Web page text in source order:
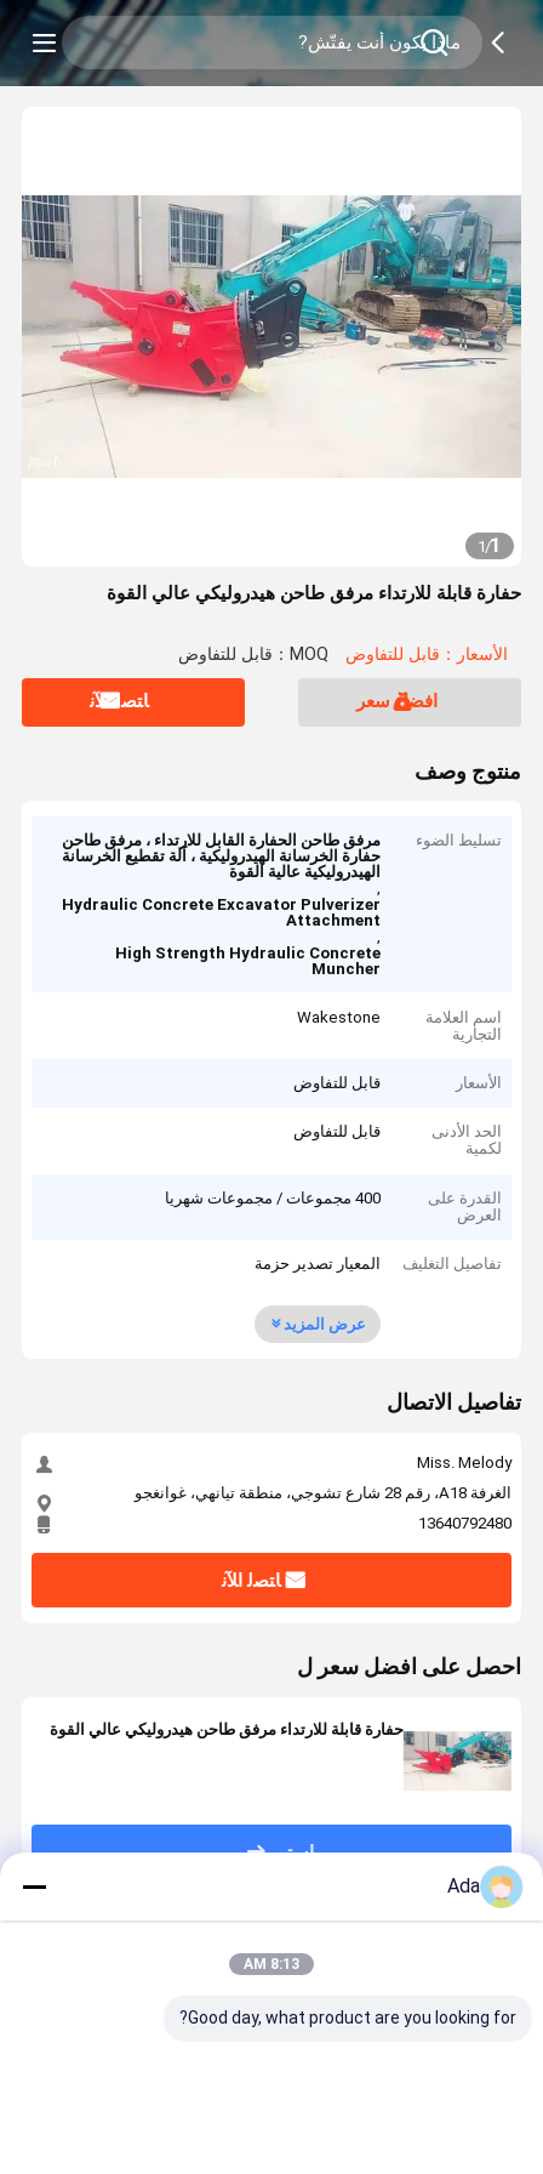
1
/
1
حفارة قابلة للارتداء مرفق طاحن هيدروليكي عالي القوة
الأسعار：قابل للتفاوض MOQ：قابل للتفاوض
افضل سعر ﺎﺘﺼﻟ ﺍﻶﻧ
منتوج وصف
تسليط الضوء
مرفق طاحن الحفارة القابل للارتداء ، مرفق طاحن
حفارة الخرسانة الهيدروليكية ، آلة تقطيع الخرسانة
الهيدروليكية عالية القوة
,
Hydraulic Concrete Excavator Pulverizer
Attachment
,
High Strength Hydraulic Concrete
Muncher
اسم العلامة
التجارية
Wakestone
الأسعار قابل للتفاوض
الحد الأدنى
لكمية
قابل للتفاوض
القدرة على
العرض
400 مجموعات / مجموعات شهريا
تفاصيل التغليف المعيار تصدير حزمة
عرض المزيد
تفاصيل الاتصال
Miss. Melody
الغرفة A18، رقم 28 شارع تشوجي، منطقة تيانهي، غوانغجو
13640792480
ﺎﺘﺼﻟ ﺍﻶﻧ
احصل على افضل سعر ل
حفارة قابلة للارتداء مرفق طاحن هيدروليكي عالي القوة
استمر
Ada
8:13 AM
Good day, what product are you looking for?